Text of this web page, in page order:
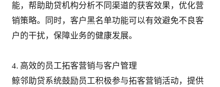
能，帮助助贷机构分析不同渠道的获客效果，优化营
销策略。同时，客户黑名单功能可以有效避免不良客
户的干扰，保障业务的健康发展。
4. 高效的员工拓客营销与客户管理
鲸邻助贷系统鼓励员工积极参与拓客营销活动，提供